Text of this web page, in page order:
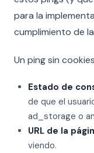
para la
cumplimiento de
Un ping sin
Estado de
de que el
ad_storage o
URL de la
viendo.